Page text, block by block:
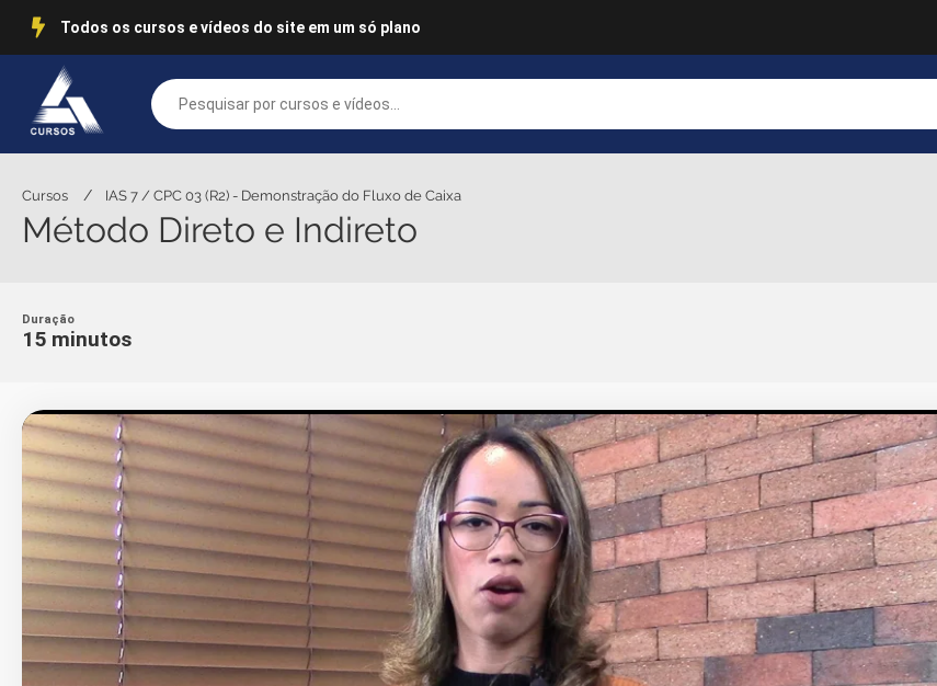
Todos os cursos e vídeos do site em um só plano
Cursos / IAS 7 / CPC 03 (R2) - Demonstração do Fluxo de Caixa
Método Direto e Indireto
Duração
15 minutos